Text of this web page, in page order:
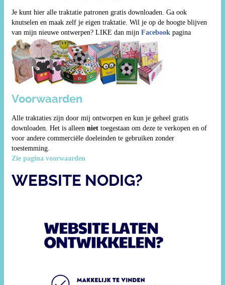
Je kunt hier alle traktatie patronen gratis downloaden. Ga ook
knutselen en maak zelf je eigen traktatie. Wil je op de hoogte blijven
van mijn nieuwe ontwerpen? LIKE dan mijn Facebook pagina
Voorwaarden
Alle traktaties zijn door mij ontworpen en kun je geheel gratis
downloaden. Het is alleen niet toegestaan om deze te verkopen en of
voor andere commerciële doeleinden te gebruiken zonder
toestemming.
Zie pagina voorwaarden
WEBSITE NODIG?